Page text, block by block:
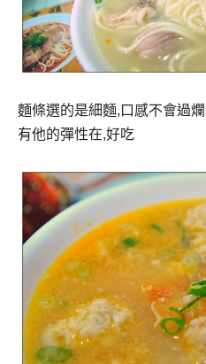
麵條選的是細麵,口感不會過
有他的彈性在,好吃